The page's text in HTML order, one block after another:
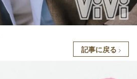
記事に戻る